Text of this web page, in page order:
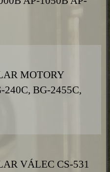
MOTORY
240C, BG-2455C,
VÁLEC CS-531